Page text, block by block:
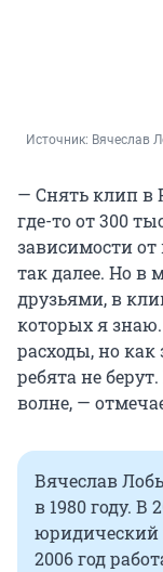
Источник: Вячеслав
— Снять клип в
где-то от300
зависимости
так далее. Но в
друзьями, в
которых я
расходы, но
ребята не
волне, —
Вячеслав
в 1980 году. В
юридический
2006 год